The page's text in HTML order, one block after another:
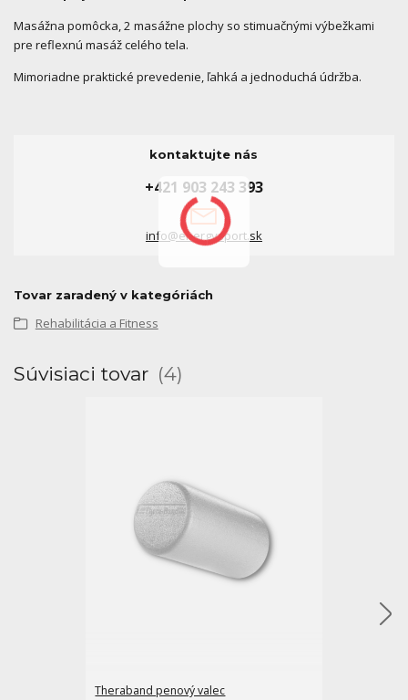
Masážna pomôcka, 2 masážne plochy so stimuačnými výbežkami
pre reflexnú masáž celého tela.
Mimoriadne praktické prevedenie, ľahká a jednoduchá údržba.
kontaktujte nás
+421 903 243 393
info@energysport.sk
Tovar zaradený v kategóriách
Rehabilitácia a Fitness
Súvisiaci tovar 4
Theraband penový valec